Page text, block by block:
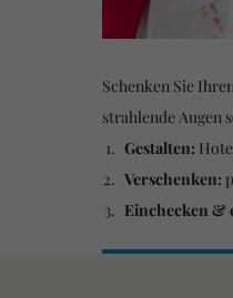
Schenken Sie
strahlende Augen
Gestalten:
Verschenken:
Einchecken &